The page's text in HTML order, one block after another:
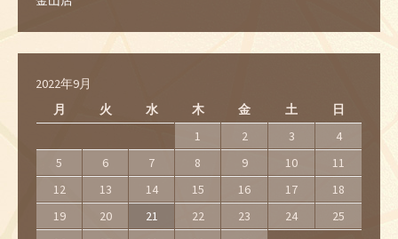
2022年9月
月
火 水 木 金 土 日
1 2 3
4
5
6 7 8 9 10
11
12
13 14 15 16 17
18
19
20 21 22 23 24
25